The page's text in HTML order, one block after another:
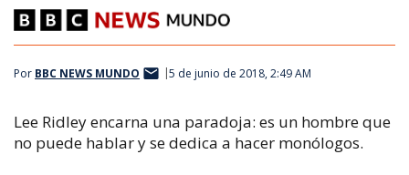
Por BBC NEWS MUNDO 5 de junio de 2018, 2:49 AM
Lee Ridley encarna una paradoja: es un hombre que
no puede hablar y se dedica a hacer monólogos.